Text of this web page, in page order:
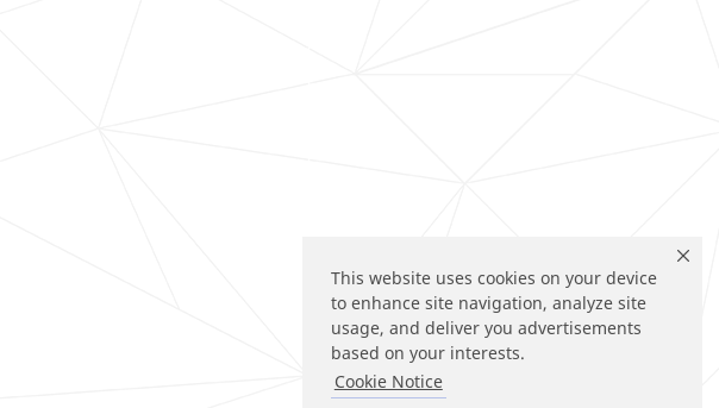
This website uses cookies on your device
to enhance site navigation, analyze site
usage, and deliver you advertisements
based on your interests.
Cookie Notice